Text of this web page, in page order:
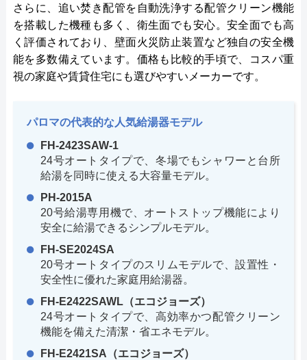
さらに、追い焚き配管を自動洗浄する配管クリーン機能
を搭載した機種も多く、衛生面でも安心。安全面でも高
く評価されており、壁面火災防止装置など独自の安全機
能を多数備えています。価格も比較的手頃で、コスパ重
視の家庭や賃貸住宅にも選びやすいメーカーです。
パロマの代表的な人気給湯器モデル
FH-2423SAW-1
24号オートタイプで、冬場でもシャワーと台所
給湯を同時に使える大容量モデル。
PH-2015A
20号給湯専用機で、オートストップ機能により
安全に給湯できるシンプルモデル。
FH-SE2024SA
20号オートタイプのスリムモデルで、設置性・
安全性に優れた家庭用給湯器。
FH-E2422SAWL（エコジョーズ）
24号オートタイプで、高効率かつ配管クリーン
機能を備えた清潔・省エネモデル。
FH-E2421SA（エコジョーズ）